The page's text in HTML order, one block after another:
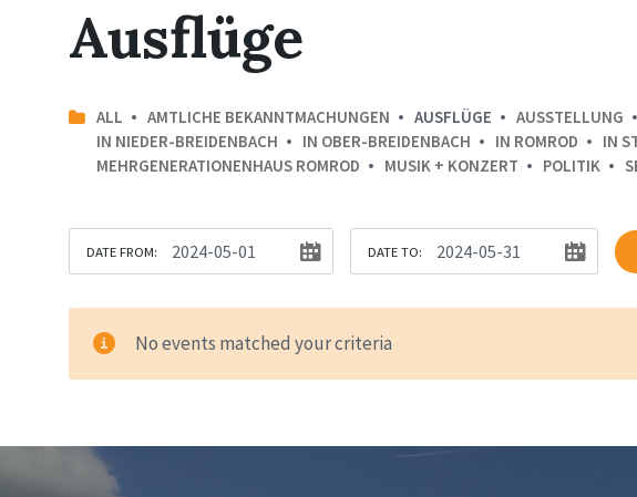
Ausflüge
ALL AMTLICHE BEKANNTMACHUNGEN AUSFLÜGE AUSSTELLUNG
IN NIEDER-BREIDENBACH
IN OBER-BREIDENBACH IN ROMROD IN
MEHRGENERATIONENHAUS ROMROD
MUSIK + KONZERT POLITIK
DATE FROM: DATE TO:
No events matched your criteria